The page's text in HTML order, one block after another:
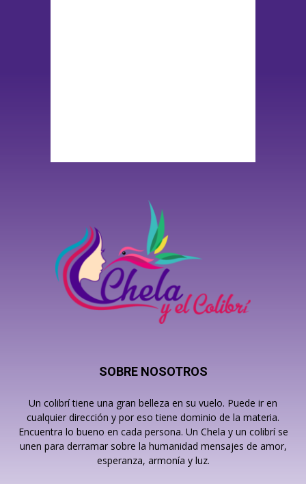
SOBRE NOSOTROS
Un colibrí tiene una gran belleza en su vuelo. Puede ir en
cualquier dirección y por eso tiene dominio de la materia.
Encuentra lo bueno en cada persona. Un Chela y un colibrí se
unen para derramar sobre la humanidad mensajes de amor,
esperanza, armonía y luz.